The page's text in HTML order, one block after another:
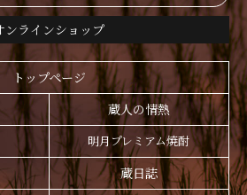
ンラインショップ
トップページ
蔵人の情熱
明月プレミアム焼酎
蔵日誌